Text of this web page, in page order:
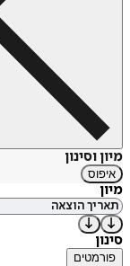
מיון וסינון
איפוס
מיון
סינון
פורמטים